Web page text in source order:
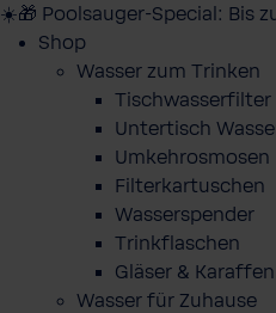
☀️🎁 Poolsauger-Special: Bis
Shop
Wasser zum Trinken
Tischwasserfilter
Untertisch
Umkehrosmosen
Filterkartuschen
Wasserspender
Trinkflaschen
Gläser & Karaffen
Wasser für Zuhause